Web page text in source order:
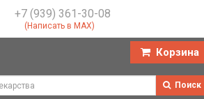
+7 (939) 361-30-08
(Написать в MAX)
Корзина
Поиск